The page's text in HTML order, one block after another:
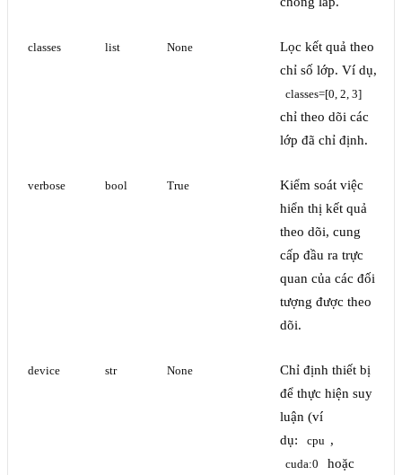
classes list None
Lọc kết quả theo
chỉ số lớp. Ví dụ,
classes=[0, 2, 3]
chỉ theo dõi các
lớp đã chỉ định.
verbose bool True
Kiểm soát việc
hiển thị kết quả
theo dõi, cung
cấp đầu ra trực
quan của các đối
tượng được theo
dõi.
device str None
Chỉ định thiết bị
để thực hiện suy
luận (ví
dụ:
cpu ,
cuda:0 hoặc